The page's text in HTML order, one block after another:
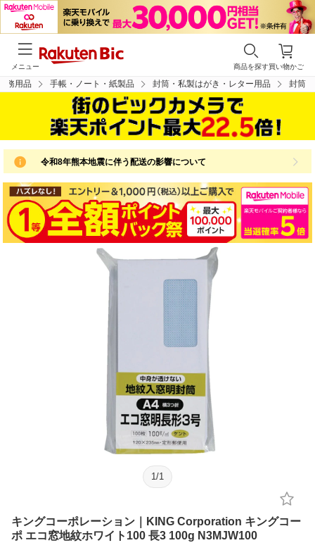
買い物かご
商品を探す
メニュー
務用品 手帳・ノート・紙製品 封筒・私製はがき・レター用品 封筒
令和8年熊本地震に伴う配送の影響について
1 /1
キングコーポレーション｜KING Corporation キングコー
ポ エコ窓地紋ホワイト100 長3 100g N3MJW100